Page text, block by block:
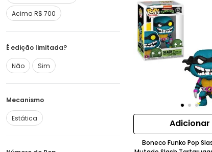
Acima R$ 700
É edição limitada?
Não Sim
Mecanismo
Estática Adicionar
Boneco Funko Pop